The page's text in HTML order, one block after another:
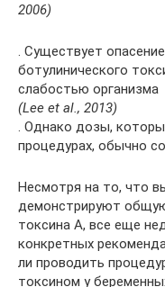
2006)
. Существует
ботулинического
слабостью организма
(Lee et al., 2013)
. Однако дозы,
процедурах, обычно
Несмотря на то, что
демонстрируют
токсина А, все еще
конкретных
ли проводить
токсином у